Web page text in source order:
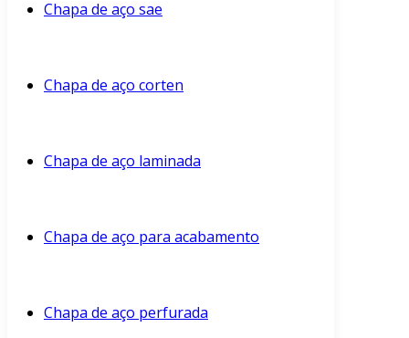
Chapa de aço sae
Chapa de aço corten
Chapa de aço laminada
Chapa de aço para acabamento
Chapa de aço perfurada